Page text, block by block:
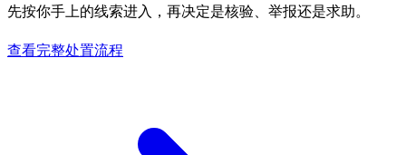
先按你手上的线索进入，再决定是核验、举报还是求助。
查看完整处置流程